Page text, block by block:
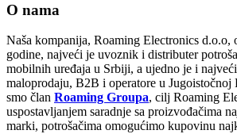
O nama
Naša kompanija, Roaming Electronics d.o.o,
godine, najveći je uvoznik i distributer
mobilnih uređaja u Srbiji, a ujedno je i
maloprodaju, B2B i operatore u
smo član Roaming Groupa, cilj Roaming
uspostavljanjem saradnje sa proizvođačima
marki, potrošačima omogućimo kupovinu